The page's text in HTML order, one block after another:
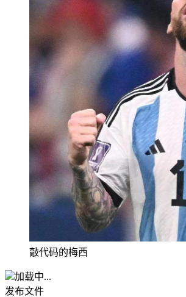
敲代码的梅西
加载中...
发布文件